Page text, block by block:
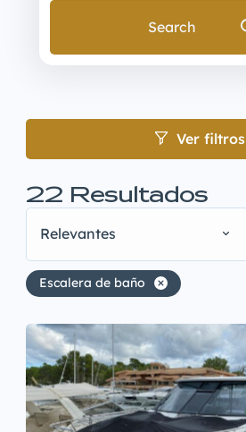
Search
Ver filtros
22 Resultados
Relevantes
Escalera de baño